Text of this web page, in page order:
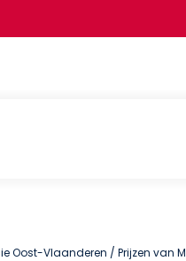
Oost-Vlaanderen / Prijzen van